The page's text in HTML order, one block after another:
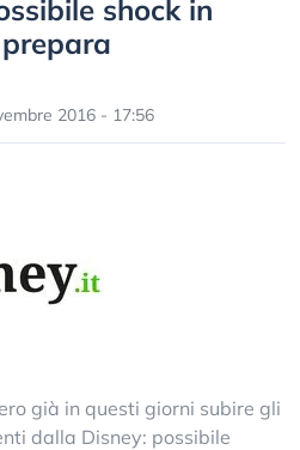
shock in
2016 - 17:56
già in questi giorni subire gli
dalla Disney: possibile